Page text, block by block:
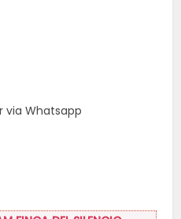
via Whatsapp